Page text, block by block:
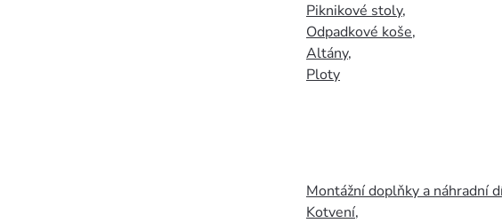
Piknikové stoly,
Odpadkové koše,
Altány,
Ploty
Montážní doplňky a náhradní
Kotvení,